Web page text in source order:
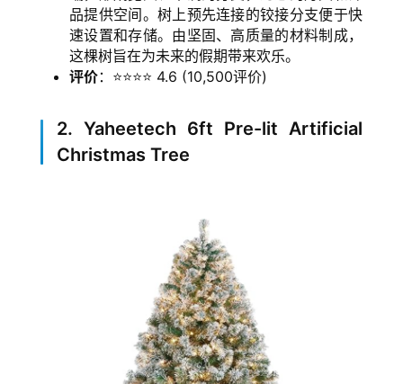
品提供空间。树上预先连接的铰接分支便于快
速设置和存储。由坚固、高质量的材料制成，
这棵树旨在为未来的假期带来欢乐。
评价：⭐⭐⭐⭐ 4.6 (10,500评价)
2. Yaheetech 6ft Pre-lit Artificial
Christmas Tree